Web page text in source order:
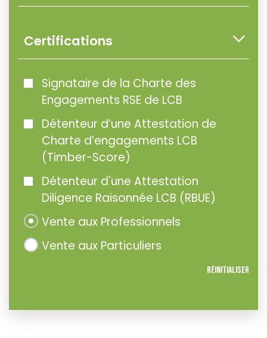
Certifications
Signataire de la Charte des
Engagements RSE de LCB
Détenteur d’une Attestation de
Charte d’engagements LCB
(Timber-Score)
Détenteur d'une Attestation
Diligence Raisonnée LCB (RBUE)
Vente aux Professionnels
Vente aux Particuliers
Réinitialiser